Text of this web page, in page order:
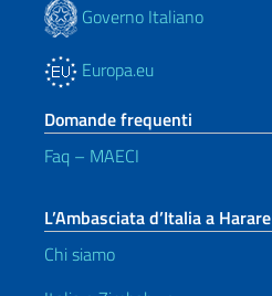
Governo Italiano
Europa.eu
Domande frequenti
Faq – MAECI
L’Ambasciata d’Italia a Harare
Chi siamo